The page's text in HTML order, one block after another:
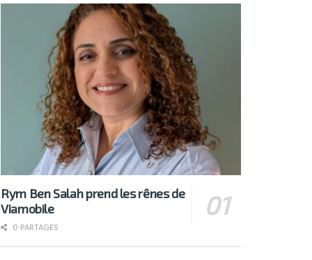
Rym Ben Salah prend les rênes de
Viamobile
0 PARTAGES